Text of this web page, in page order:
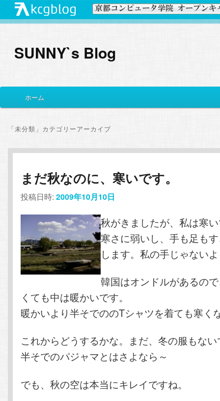
SUNNY`s Blog
イ
メ
ン
コ
ン
ン
ツ
移
動
サ
コ
ン
テ
ツ
へ
動
ホーム
「未分類 」カテゴリーアーカイブ
まだ秋なのに、寒いです。
投稿日時:2009年10月10日
秋がきましたが、私は寒
寒さに弱いし、手も足も
します。私の手じゃない
韓国はオンドルがあるの
くても中は暖かいです。
暖かいより半そでののTシャツを着ても寒く
これからどうするかな。まだ、冬の服もな
半そでのパジャマとはさよなら～
でも、秋の空は本当にキレイですね。